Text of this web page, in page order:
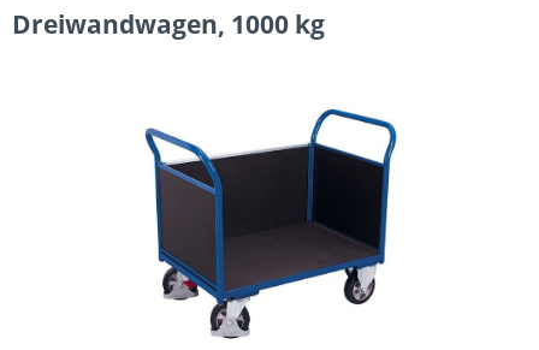
Dreiwandwagen, 1000 kg